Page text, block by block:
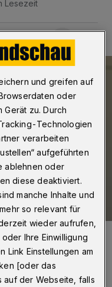
Lesezeit
und greifen auf
oder
Gerät zu. Durch
Technologien
verarbeiten
aufgeführten
ablehnen oder
diese deaktiviert.
manche Inhalte und
so relevant für
wieder aufrufen,
Ihre Einwilligung
Link Einstellungen am
[oder das
auf der Webseite, falls